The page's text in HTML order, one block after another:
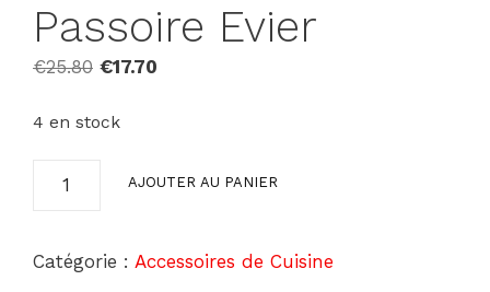
Passoire Evier
€25.80 Le
initial
€25.80.
€17.70
€17.70.
4 en stock
Evier
AJOUTER AU PANIER
Catégorie : Accessoires de Cuisine